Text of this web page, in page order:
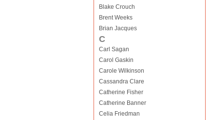
Blake Crouch
Brent Weeks
Brian Jacques
C
Carl Sagan
Carol Gaskin
Carole Wilkinson
Cassandra Clare
Catherine Fisher
Catherine Banner
Celia Friedman